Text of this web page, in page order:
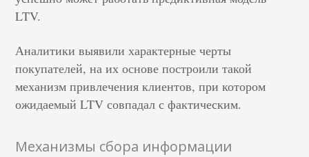
LTV.
Аналитики выявили характерные черты
покупателей, на их основе построили такой
механизм привлечения клиентов, при котором
ожидаемый LTV совпадал с фактическим.
Механизмы сбора информации